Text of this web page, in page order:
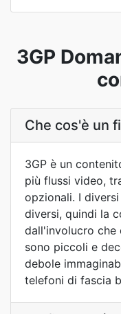
3GP
Che cos'è un
3GP è un
più flussi video,
opzionali. I
diversi, quindi la
dall'involucro che
sono piccoli e
debole
telefoni di fascia